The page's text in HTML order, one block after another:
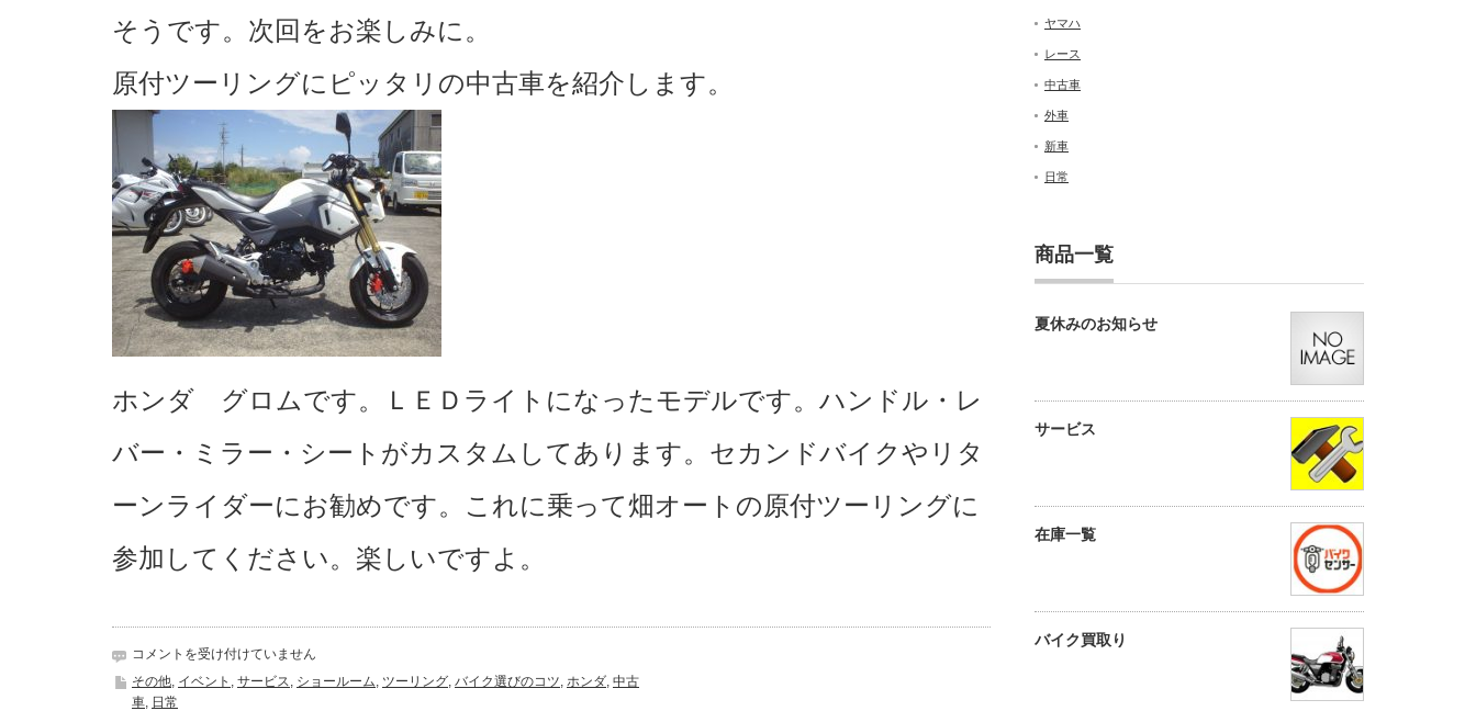
そうです。次回をお楽しみに。
原付ツーリングにピッタリの中古車を紹介します。
ホンダ グロムです。ＬＥＤライトになったモデルです。ハンドル・レ
バー・ミラー・シートがカスタムしてあります。セカンドバイクやリタ
ーンライダーにお勧めです。これに乗って畑オートの原付ツーリングに
参加してください。楽しいですよ。
原
付
ツ
コメントを受け付けていません
その他, イベント , サービス, ショールーム, ツーリング, バイク選びのコツ, ホンダ, 中古
車, 日常
ヤマハ
レース
中古車
外車
新車
日常
商品一覧
夏休みのお知らせ
サービス
在庫一覧
バイク買取り